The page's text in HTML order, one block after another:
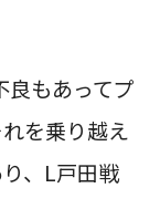
良もあってプ
を乗り越え
、L戸田戦